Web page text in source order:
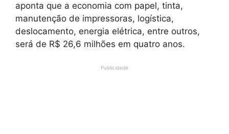
aponta que a economia com papel, tinta,
manutenção de impressoras, logística,
deslocamento, energia elétrica, entre outros,
será de R$ 26,6 milhões em quatro anos.
Publicidade